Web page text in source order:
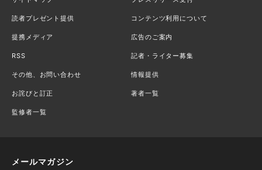
読者プレゼント提供 コンテンツ利用について
提携メディア 広告のご案内
RSS 記者・ライター募集
その他、お問い合わせ 情報提供
お詫びと訂正 著者一覧
監修者一覧
メールマガジン